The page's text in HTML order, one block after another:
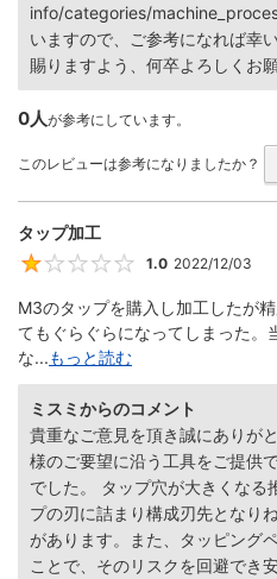
info/categories/
いますので、ご参考になれば幸
賜りますよう、何卒よろしくお
0人が参考にしています。
このレビューは参考になりましたか？
タップ加工
1.0 2022/12/03
M3のタップを購入し加工したが
てもぐらぐらになってしまった。
な...もっと読む
ミスミからのコメント
貴重なご意見を頂き誠にありが
様のご要望に沿う工具をご提供
でした。 タップ穴が大きくなる
プの刃に詰まり構成刃先となり
があります。また、タッピング
ことで、そのリスクを回避でき